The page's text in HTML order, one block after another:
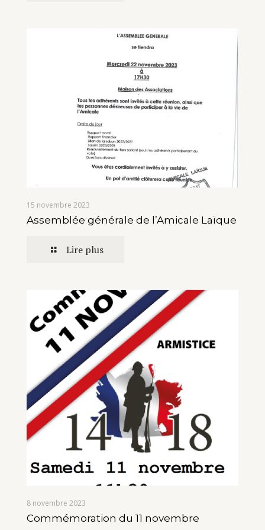
15 novembre 2023
Assemblée générale de l’Amicale Laïque
Lire plus
8 novembre 2023
Commémoration du 11 novembre